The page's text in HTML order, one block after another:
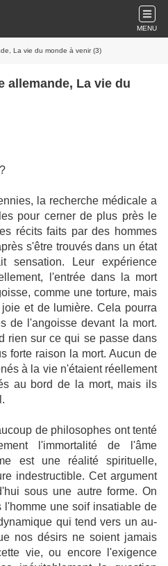
MENU
La vie du monde à venir (3)
allemande, La vie du
la recherche médicale a
pour cerner de plus près le
récits faits par des hommes
s'être trouvés dans un état
sensation. Leur expérience
l'entrée dans la mort
comme une torture, mais
et de lumière. Cela pourra
de l'angoisse devant la mort.
rien sur ce qui se passe dans
forte raison la mort. Aucun de
à la vie n'étaient réellement
au bord de la mort, mais ils
de philosophes ont tenté
l'immortalité de l'âme
est une réalité spirituelle,
indestructible. Cet argument
sous une autre forme. On
une soif insatiable de
qui tend vers un au-
nos désirs ne soient jamais
vie, ou encore l'exigence